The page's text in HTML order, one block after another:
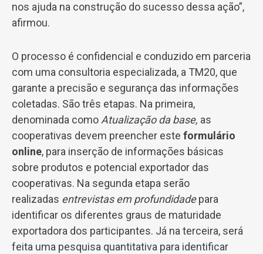
nos ajuda na construção do sucesso dessa ação”,
afirmou.
O processo é confidencial e conduzido em parceria
com uma consultoria especializada, a TM20, que
garante a precisão e segurança das informações
coletadas. São três etapas. Na primeira,
denominada comoAtualização da base, as
cooperativas devem preencher este formulário
online, para inserção de informações básicas
sobre produtos e potencial exportador das
cooperativas. Na segunda etapa serão
realizadas entrevistas em profundidadepara
identificar os diferentes graus de maturidade
exportadora dos participantes. Já na terceira, será
feita uma pesquisa quantitativa para identificar